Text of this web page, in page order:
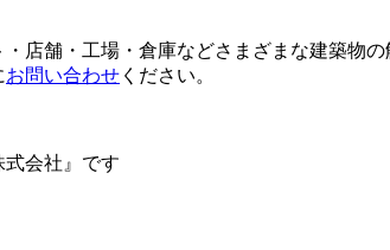
店舗・工場・倉庫などさまざまな建築物
お問い合わせ ください。
会社』です